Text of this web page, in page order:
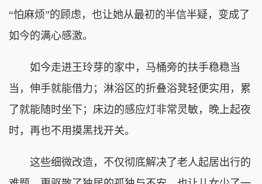
“怕麻烦”的顾虑，也让她从最初的半信半疑，变成了
如今的满心感激。
如今走进王玲芽的家中，马桶旁的扶手稳稳当
当，伸手就能借力；淋浴区的折叠浴凳轻便实用，累
了就能随时坐下；床边的感应灯非常灵敏，晚上起夜
时，再也不用摸黑找开关。
这些细微改造，不仅彻底解决了老人起居出行的